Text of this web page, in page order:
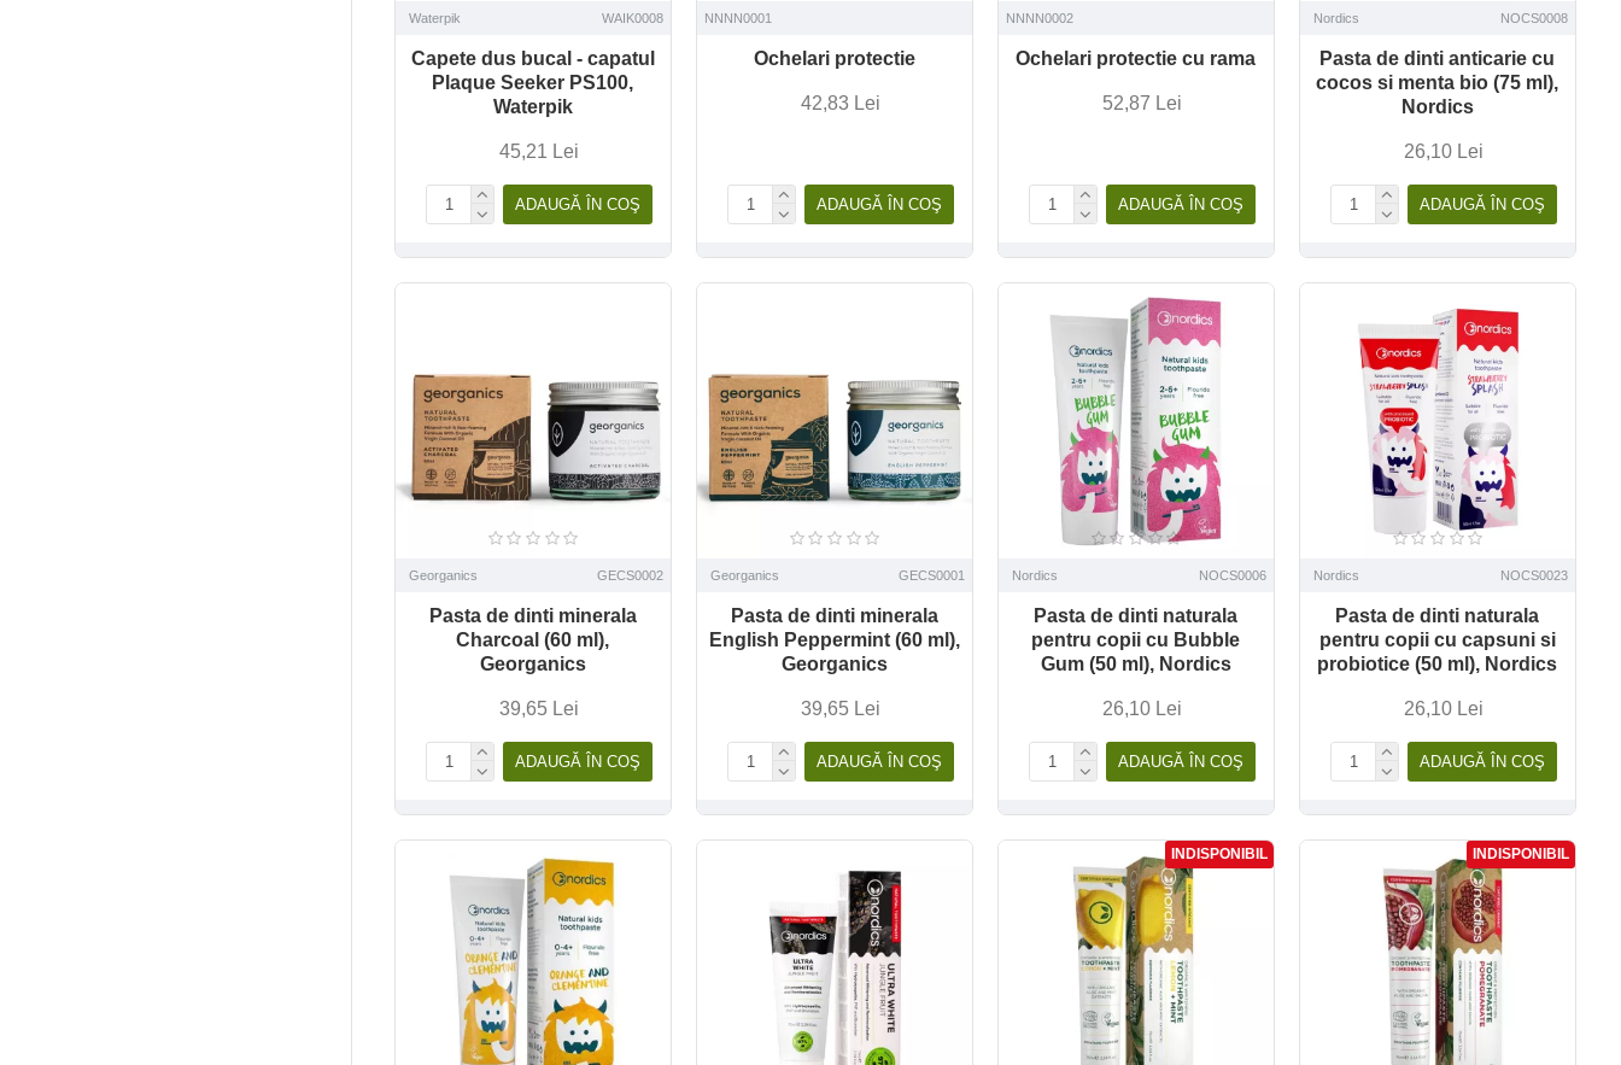
Waterpik WAIK0008
Capete dus bucal - capatul
Plaque Seeker PS100,
Waterpik
45,21 Lei
ADAUGĂ ÎN COŞ
NNNN0001
Ochelari protectie
42,83 Lei
ADAUGĂ ÎN COŞ
NNNN0002
Ochelari protectie cu rama
52,87 Lei
ADAUGĂ ÎN COŞ
Nordics NOCS0008
Pasta de dinti anticarie cu
cocos si menta bio (75 ml),
Nordics
26,10 Lei
ADAUGĂ ÎN COŞ
Georganics GECS0002
Pasta de dinti minerala
Charcoal (60 ml),
Georganics
39,65 Lei
ADAUGĂ ÎN COŞ
Georganics GECS0001
Pasta de dinti minerala
English Peppermint (60 ml),
Georganics
39,65 Lei
ADAUGĂ ÎN COŞ
Nordics NOCS0006
Pasta de dinti naturala
pentru copii cu Bubble
Gum (50 ml), Nordics
26,10 Lei
ADAUGĂ ÎN COŞ
Nordics NOCS0023
Pasta de dinti naturala
pentru copii cu capsuni si
probiotice (50 ml), Nordics
26,10 Lei
ADAUGĂ ÎN COŞ
INDISPONIBIL INDISPONIBIL